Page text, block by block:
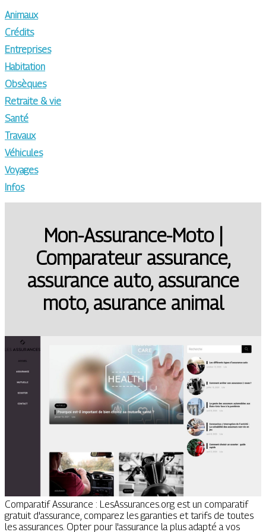
Animaux
Crédits
Entreprises
Habitation
Obsèques
Retraite & vie
Santé
Travaux
Véhicules
Voyages
Infos
Mon-Assurance-Moto |
Comparateur assurance,
assurance auto, assurance
moto, asurance animal
Comparatif Assurance : LesAssurances.org est un comparatif
gratuit d'assurance, comparez les garanties et tarifs de toutes
les assurances. Opter pour l'assurance la plus adapté a vos